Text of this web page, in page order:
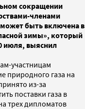
сокращении
членами
может быть включена в
зимы», который
июля, выяснил
участницам
природного газа на
из-за
поставки газа в
трех дипломатов